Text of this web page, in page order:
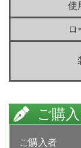
使
ロ
ご購
ご購入者